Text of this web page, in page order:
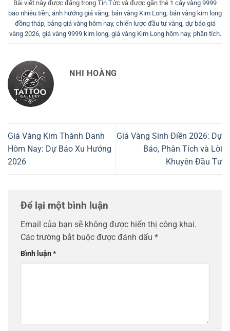
Bài viết này được đăng trong Tin Tức và được gắn thẻ 1 cây vàng 9999
bao nhiêu tiền, ảnh hưởng giá vàng, bán vàng Kim Long, bán vàng kim long
đồng tháp, bảng giá vàng hôm nay, chiến lược đầu tư vàng, dự báo giá
vàng 2026, giá vàng 9999 kim long, giá vàng Kim Long hôm nay, phân tích.
NHI HOÀNG
Giá Vàng Kim Thành Danh
Hôm Nay: Dự Báo Xu Hướng
2026
Giá Vàng Sinh Điền 2026: Dự
Báo, Phân Tích và Lời
Khuyên Đầu Tư
Để lại một bình luận
Email của bạn sẽ không được hiển thị công khai.
Các trường bắt buộc được đánh dấu *
Bình luận*